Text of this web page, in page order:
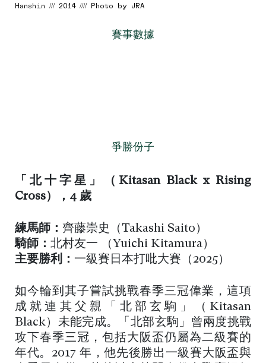
Hanshin /// 2014 //// Photo by JRA
賽事數據
爭勝份子
「北十字星」（Kitasan Black x Rising
Cross），4 歲
練馬師： 齊藤崇史（Takashi Saito）
騎師： 北村友一 （Yuichi Kitamura）
主要勝利： 一級賽日本打吡大賽（2025）
如今輪到其子嘗試挑戰春季三冠偉業，這項
成就連其父親「北部玄駒」（Kitasan
Black）未能完成。「北部玄駒」曾兩度挑戰
攻下春季三冠，包括大阪盃仍屬為二級賽的
年代。2017 年，他先後勝出一級賽大阪盃與